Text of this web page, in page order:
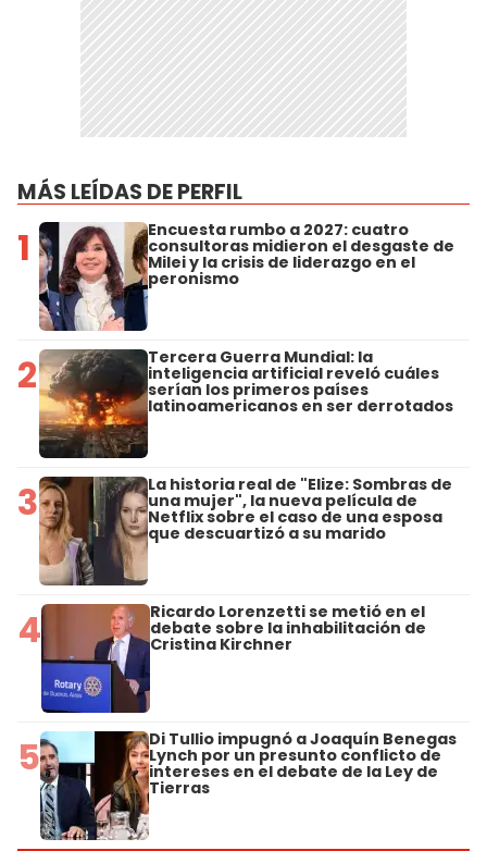
MÁS LEÍDAS DE PERFIL
1 Encuesta rumbo a 2027: cuatro
consultoras midieron el desgaste de
Milei y la crisis de liderazgo en el
peronismo
2 Tercera Guerra Mundial: la
inteligencia artificial reveló cuáles
serían los primeros países
latinoamericanos en ser derrotados
3 La historia real de "Elize: Sombras de
una mujer", la nueva película de
Netflix sobre el caso de una esposa
que descuartizó a su marido
4 Ricardo Lorenzetti se metió en el
debate sobre la inhabilitación de
Cristina Kirchner
5 Di Tullio impugnó a Joaquín Benegas
Lynch por un presunto conflicto de
intereses en el debate de la Ley de
Tierras